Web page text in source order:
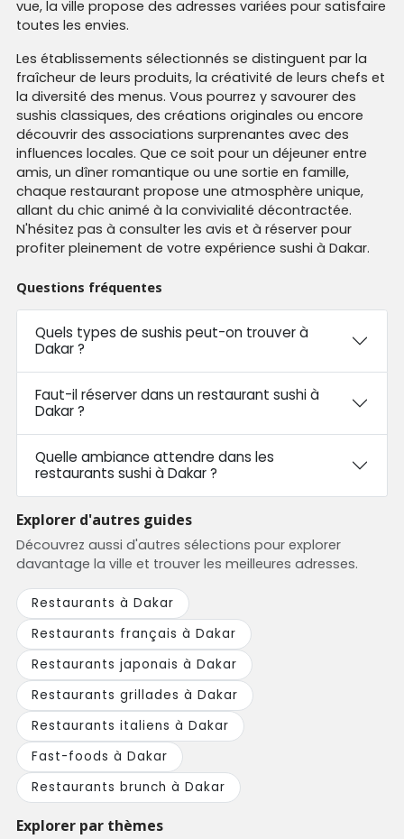
vue, la ville propose des adresses variées pour satisfaire
toutes les envies.
Les établissements sélectionnés se distinguent par la
fraîcheur de leurs produits, la créativité de leurs chefs et
la diversité des menus. Vous pourrez y savourer des
sushis classiques, des créations originales ou encore
découvrir des associations surprenantes avec des
influences locales. Que ce soit pour un déjeuner entre
amis, un dîner romantique ou une sortie en famille,
chaque restaurant propose une atmosphère unique,
allant du chic animé à la convivialité décontractée.
N'hésitez pas à consulter les avis et à réserver pour
profiter pleinement de votre expérience sushi à Dakar.
Questions fréquentes
Quels types de sushis peut-on trouver à
Dakar ?
Faut-il réserver dans un restaurant sushi à
Dakar ?
Quelle ambiance attendre dans les
restaurants sushi à Dakar ?
Explorer d'autres guides
Découvrez aussi d'autres sélections pour explorer
davantage la ville et trouver les meilleures adresses.
Restaurants à Dakar
Restaurants français à Dakar
Restaurants japonais à Dakar
Restaurants grillades à Dakar
Restaurants italiens à Dakar
Fast-foods à Dakar
Restaurants brunch à Dakar
Explorer par thèmes